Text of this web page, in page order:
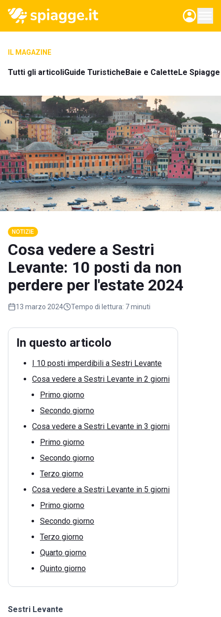
IL MAGAZINE
Tutti gli articoliGuide TuristicheBaie e CaletteLe
NOTIZIE
Cosa vedere a Sestri
Levante: 10 posti da non
perdere per l'estate 2024
13 marzo 2024 Tempo di lettura: 7 minuti
In questo articolo
I 10 posti imperdibili a Sestri Levante
Cosa vedere a Sestri Levante in 2 giorni
Primo giorno
Secondo giorno
Cosa vedere a Sestri Levante in 3 giorni
Primo giorno
Secondo giorno
Terzo giorno
Cosa vedere a Sestri Levante in 5 giorni
Primo giorno
Secondo giorno
Terzo giorno
Quarto giorno
Quinto giorno
Sestri Levante